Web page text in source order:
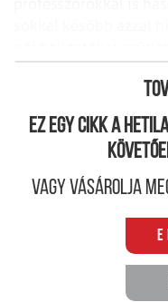
Ez egy cikk a
Vagy vásárolja